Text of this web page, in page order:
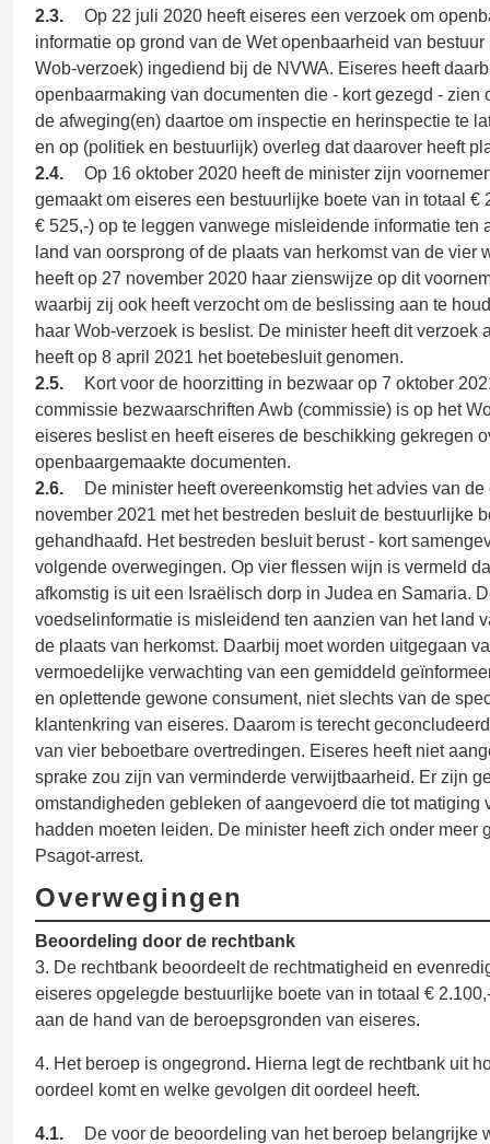
2.3.
Op 22 juli 2020 heeft eiseres een verzoek om
informatie op grond van de Wet openbaarheid van bestuur
Wob-verzoek) ingediend bij de NVWA. Eiseres heeft
openbaarmaking van documenten die - kort gezegd - zien
de afweging(en) daartoe om inspectie en herinspectie te
en op (politiek en bestuurlijk) overleg dat daarover heeft
2.4.
Op 16 oktober 2020 heeft de minister zijn
gemaakt om eiseres een bestuurlijke boete van in totaal €
€ 525,-) op te leggen vanwege misleidende informatie ten
land van oorsprong of de plaats van herkomst van de vier
heeft op 27 november 2020 haar zienswijze op dit
waarbij zij ook heeft verzocht om de beslissing aan te
haar Wob-verzoek is beslist. De minister heeft dit verzoek
heeft op 8 april 2021 het boetebesluit genomen.
2.5.
Kort voor de hoorzitting in bezwaar op 7 oktober
commissie bezwaarschriften Awb (commissie) is op het
eiseres beslist en heeft eiseres de beschikking gekregen
openbaargemaakte documenten.
2.6.
De minister heeft overeenkomstig het advies van
november 2021 met het bestreden besluit de bestuurlijke
gehandhaafd. Het bestreden besluit berust - kort
volgende overwegingen. Op vier flessen wijn is vermeld
afkomstig is uit een Israëlisch dorp in Judea en Samaria.
voedselinformatie is misleidend ten aanzien van het land
de plaats van herkomst. Daarbij moet worden uitgegaan
vermoedelijke verwachting van een gemiddeld
en oplettende gewone consument, niet slechts van de
klantenkring van eiseres. Daarom is terecht
van vier beboetbare overtredingen. Eiseres heeft niet
sprake zou zijn van verminderde verwijtbaarheid. Er zijn
omstandigheden gebleken of aangevoerd die tot matiging
hadden moeten leiden. De minister heeft zich onder meer
Psagot-arrest.
Overwegingen
Beoordeling door de rechtbank
3. De rechtbank beoordeelt de rechtmatigheid en
eiseres opgelegde bestuurlijke boete van in totaal €
aan de hand van de beroepsgronden van eiseres.
4. Het beroep is ongegrond. Hierna legt de rechtbank uit
oordeel komt en welke gevolgen dit oordeel heeft.
4.1. De voor de beoordeling van het beroep belangrijke